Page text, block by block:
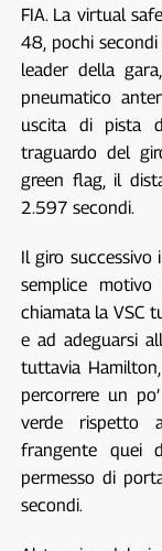
FIA. La virtual
48, pochi
leader della
pneumatico
uscita di pista
traguardo del
green flag, il
2.597 secondi.
Il giro
semplice
chiamata la VSC
e ad adeguarsi
tuttavia
percorrere un
verde rispetto
frangente quei
permesso di
secondi.